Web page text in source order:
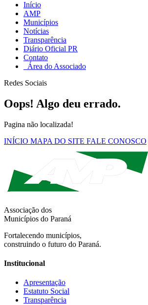
Início
AMP
Municípios
Notícias
Transparência
Diário Oficial PR
Contato
Área do Associado
Redes Sociais
Oops! Algo deu errado.
Pagina não localizada!
INÍCIO MAPA DO SITE FALE CONOSCO
Associação dos
Municípios do Paraná
Fortalecendo municípios,
construindo o futuro do Paraná.
Institucional
Apresentação
Estatuto Social
Transparência